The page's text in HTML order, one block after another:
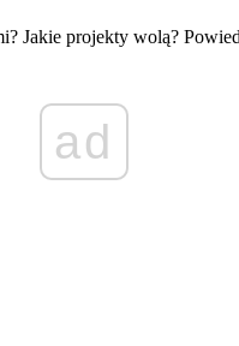
Jakie projekty wolą?
ad